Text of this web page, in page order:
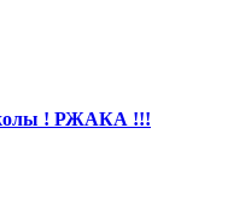
! РЖАКА !!!